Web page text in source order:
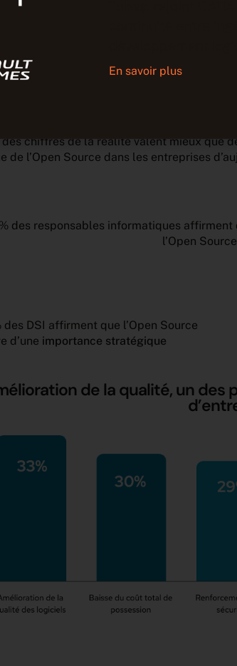
actuel de
des chiffres de la réalité valent mieux que
de l’Open Source dans les entreprises
des responsables informatiques affirment
l’Open
des DSI affirment que l’Open Source
d’une importance stratégique
de la qualité, un des
En savoir plus